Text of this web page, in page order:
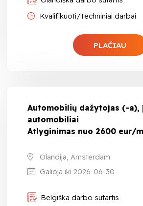
Kvalifikuoti/Techniniai darbai
PLAČIAU
Automobilių dažytojas (-a),
automobiliai
Atlyginimas nuo 2600 eur/
Olandija, Amsterdam
Galioja iki 2026-06-30
Belgiška darbo sutartis